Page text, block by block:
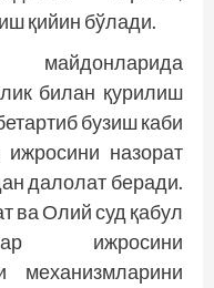
қийин бўлади.
майдонларида
билан қурилиш
бузиш каби
назорат
далолат беради.
ва Олий суд қабул
ижросини
механизмларини